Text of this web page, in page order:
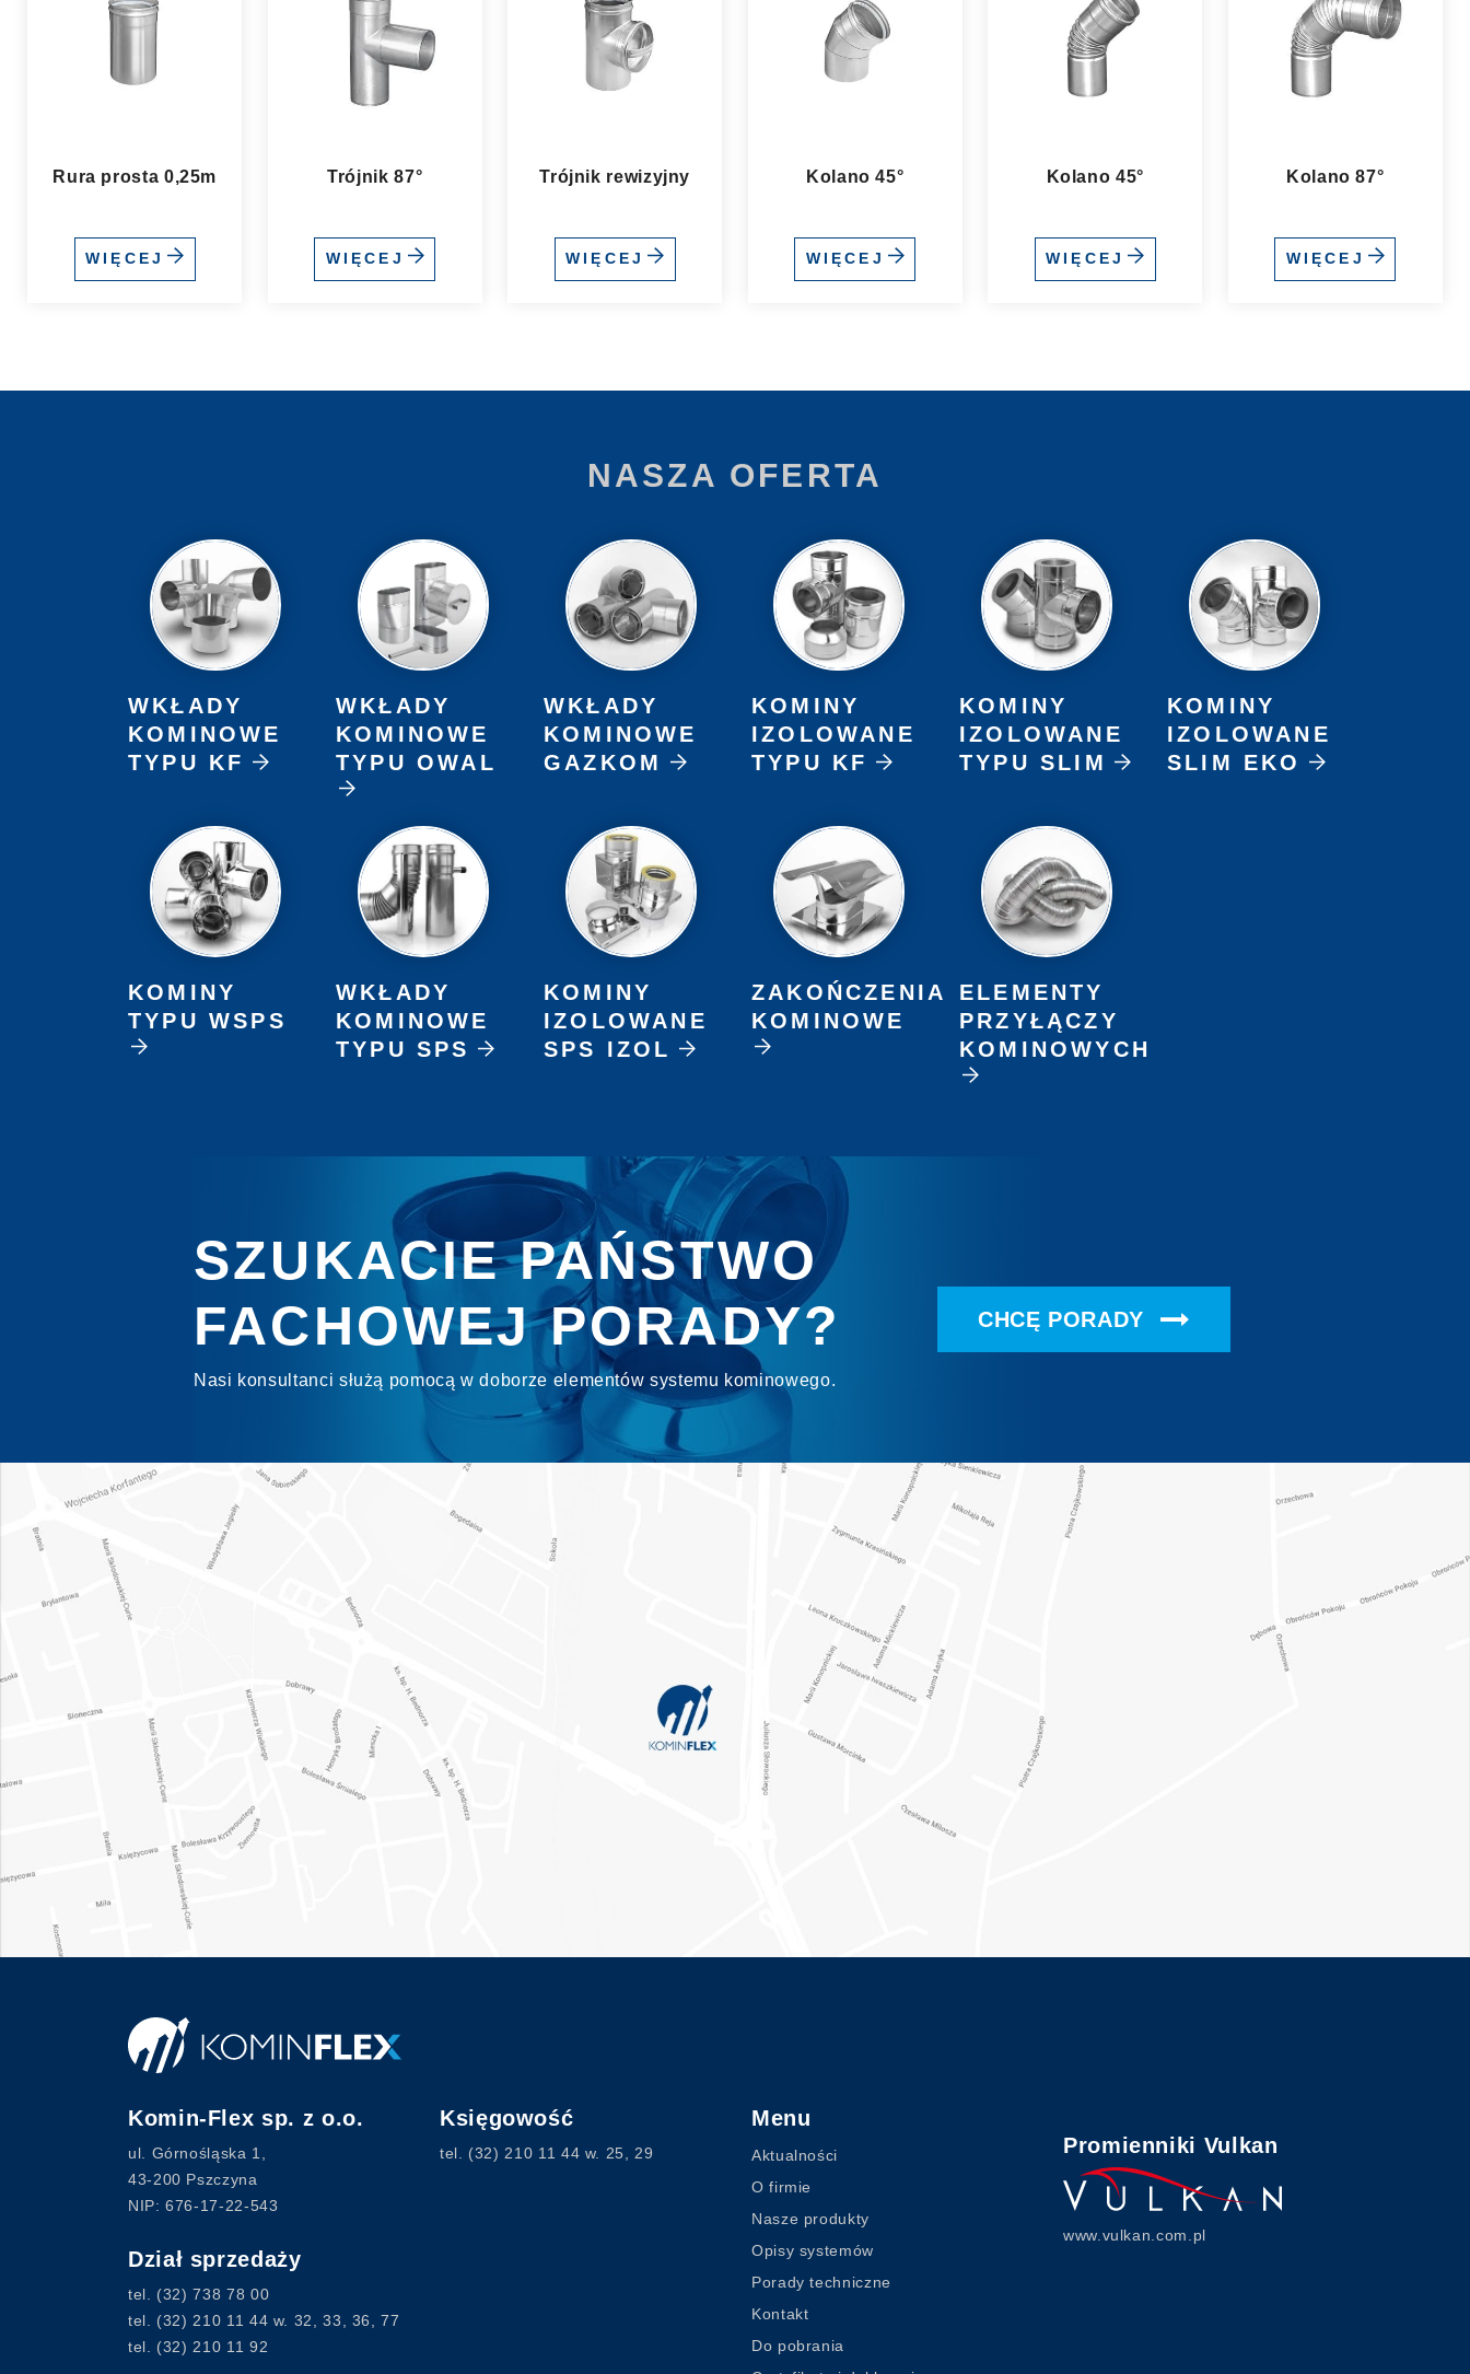
Rura prosta 0,25m
WIĘCEJ
Trójnik 87°
WIĘCEJ
Trójnik rewizyjny
WIĘCEJ
Kolano 45°
WIĘCEJ
Kolano 45°
WIĘCEJ
Kolano 87°
WIĘCEJ
NASZA OFERTA
WKŁADY
KOMINOWE
TYPU KF
WKŁADY
KOMINOWE
TYPU OWAL
WKŁADY
KOMINOWE
GAZKOM
KOMINY
IZOLOWANE
TYPU KF
KOMINY
IZOLOWANE
TYPU SLIM
KOMINY
IZOLOWANE
SLIM EKO
KOMINY
TYPU WSPS
WKŁADY
KOMINOWE
TYPU SPS
KOMINY
IZOLOWANE
SPS IZOL
ZAKOŃCZENIA
KOMINOWE
ELEMENTY
PRZYŁĄCZY
KOMINOWYCH
SZUKACIE PAŃSTWO
FACHOWEJ PORADY?
Nasi konsultanci służą pomocą w doborze elementów systemu kominowego.
CHCĘ PORADY
Komin-Flex sp. z o.o.
ul. Górnośląska 1,
43-200 Pszczyna
NIP: 676-17-22-543
Dział sprzedaży
tel. (32) 738 78 00
tel. (32) 210 11 44 w. 32, 33, 36, 77
tel. (32) 210 11 92
Księgowość
tel. (32) 210 11 44 w. 25, 29
Menu
Aktualności
O firmie
Nasze produkty
Opisy systemów
Porady techniczne
Kontakt
Do pobrania
Promienniki Vulkan
www.vulkan.com.pl